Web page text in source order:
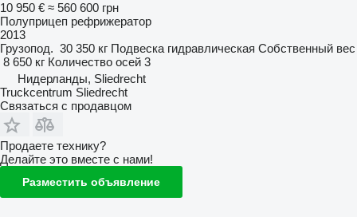
10 950 € ≈ 560 600 грн
Полуприцеп рефрижератор
2013
Грузопод. 30 350 кг Подвеска гидравлическая Собственный вес
8 650 кг Количество осей 3
Нидерланды, Sliedrecht
Truckcentrum Sliedrecht
Связаться с продавцом
Продаете технику?
Делайте это вместе с нами!
Разместить объявление